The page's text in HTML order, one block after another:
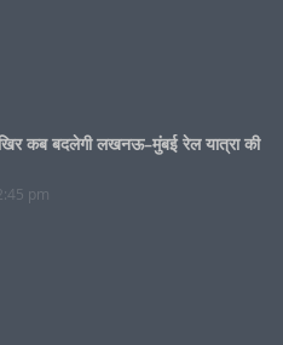
कब बदलेगी लखनऊ–मुंबई रेल यात्रा की
pm